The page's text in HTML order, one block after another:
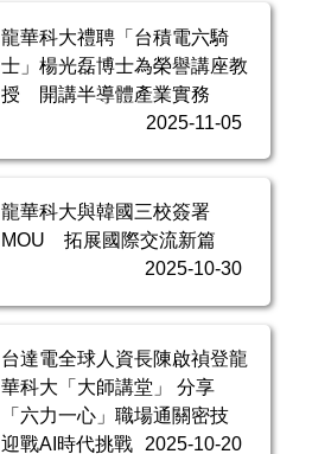
龍華科大禮聘「台積電六騎
士」楊光磊博士為榮譽講座教
授 開講半導體產業實務
2025-11-05
龍華科大與韓國三校簽署
MOU 拓展國際交流新篇
2025-10-30
台達電全球人資長陳啟禎登龍
華科大「大師講堂」 分享
「六力一心」職場通關密技
迎戰AI時代挑戰
2025-10-20